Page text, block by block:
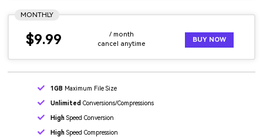
MONTHLY
$9.99
/ month
cancel anytime
BUY NOW
1GB Maximum File Size
Unlimited Conversions/Compressions
High Speed Conversion
High Speed Compression